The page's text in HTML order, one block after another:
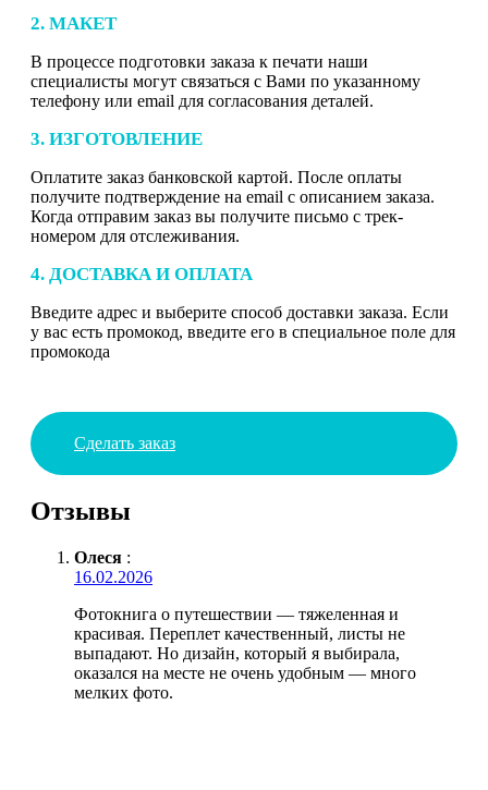
2. МАКЕТ
В процессе подготовки заказа к печати наши
специалисты могут связаться с Вами по указанному
телефону или email для согласования деталей.
3. ИЗГОТОВЛЕНИЕ
Оплатите заказ банковской картой. После оплаты
получите подтверждение на email с описанием заказа.
Когда отправим заказ вы получите письмо с трек-
номером для отслеживания.
4. ДОСТАВКА И ОПЛАТА
Введите адрес и выберите способ доставки заказа. Если
у вас есть промокод, введите его в специальное поле для
промокода
Сделать заказ
Отзывы
Олеся :
16.02.2026
Фотокнига о путешествии — тяжеленная и
красивая. Переплет качественный, листы не
выпадают. Но дизайн, который я выбирала,
оказался на месте не очень удобным — много
мелких фото.